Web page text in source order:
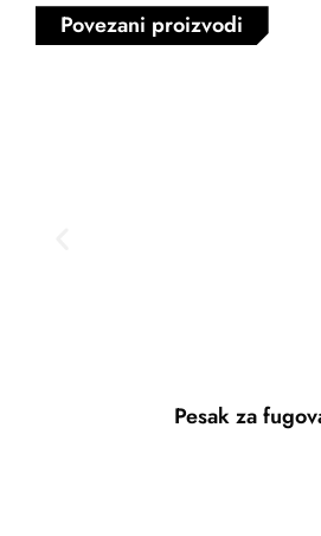
Povezani proizvodi
Pesak za